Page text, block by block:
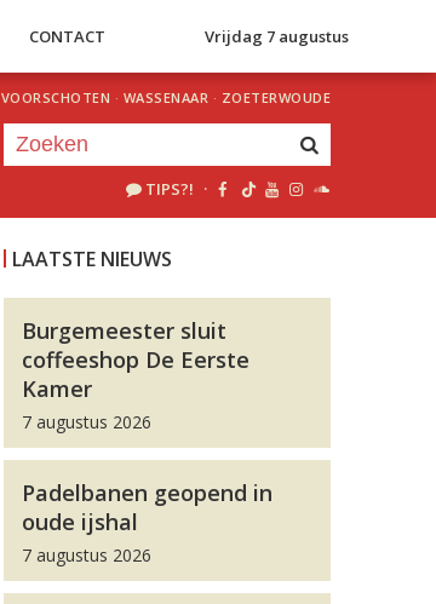
CONTACT Vrijdag 7 augustus
VOORSCHOTEN · WASSENAAR · ZOETERWOUDE
TIPS?! ·
LAATSTE NIEUWS
Burgemeester sluit
coffeeshop De Eerste
Kamer
7 augustus 2026
Padelbanen geopend in
oude ijshal
7 augustus 2026